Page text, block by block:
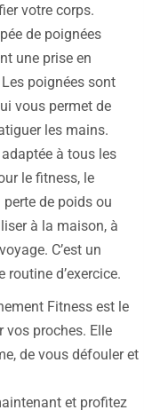
votre corps.
de poignées
une prise en
poignées sont
vous permet de
les mains.
à tous les
le fitness, le
perte de poids ou
à la maison, à
C’est un
d’exercice.
Fitness est le
vos proches. Elle
de vous défouler et
et profitez